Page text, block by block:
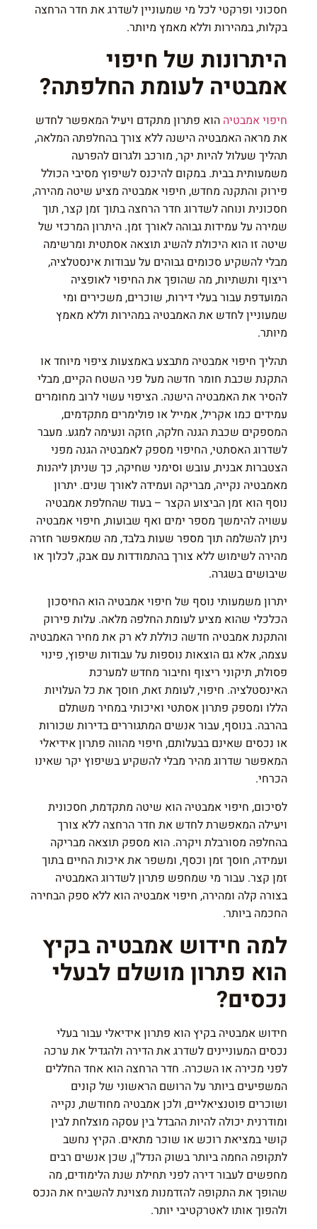
חסכוני ופרקטי לכל מי שמעוניין לשדרג את חדר הרחצה
בקלות, במהירות וללא מאמץ מיותר.
היתרונות של חיפוי
אמבטיה לעומת החלפתה?
חיפוי אמבטיההוא פתרון מתקדם ויעיל המאפשר לחדש
את מראה האמבטיה הישנה ללא צורך בהחלפתה המלאה,
תהליך שעלול להיות יקר, מורכב ולגרום להפרעה
משמעותית בבית. במקום להיכנס לשיפוץ מסיבי הכולל
פירוק והתקנה מחדש, חיפוי אמבטיה מציע שיטה מהירה,
חסכונית ונוחה לשדרוג חדר הרחצה בתוך זמן קצר, תוך
שמירה על עמידות גבוהה לאורך זמן. היתרון המרכזי של
שיטה זו הוא היכולת להשיג תוצאה אסתטית ומרשימה
מבלי להשקיע סכומים גבוהים על עבודות אינסטלציה,
ריצוף ותשתיות, מה שהופך את החיפוי לאופציה
המועדפת עבור בעלי דירות, שוכרים, משכירים ומי
שמעוניין לחדש את האמבטיה במהירות וללא מאמץ
מיותר.
תהליך חיפוי אמבטיה מתבצע באמצעות ציפוי מיוחד או
התקנת שכבת חומר חדשה מעל פני השטח הקיים, מבלי
להסיר את האמבטיה הישנה. הציפוי עשוי לרוב מחומרים
עמידים כמו אקריל, אמייל או פולימרים מתקדמים,
המספקים שכבת הגנה חלקה, חזקה ונעימה למגע. מעבר
לשדרוג האסתטי, החיפוי מספק לאמבטיה הגנה מפני
הצטברות אבנית, עובש וסימני שחיקה, כך שניתן ליהנות
מאמבטיה נקייה, מבריקה ועמידה לאורך שנים. יתרון
נוסף הוא זמן הביצוע הקצר – בעוד שהחלפת אמבטיה
עשויה להימשך מספר ימים ואף שבועות, חיפוי אמבטיה
ניתן להשלמה תוך מספר שעות בלבד, מה שמאפשר חזרה
מהירה לשימוש ללא צורך בהתמודדות עם אבק, לכלוך או
שיבושים בשגרה.
יתרון משמעותי נוסף של חיפוי אמבטיה הוא החיסכון
הכלכלי שהוא מציע לעומת החלפה מלאה. עלות פירוק
והתקנת אמבטיה חדשה כוללת לא רק את מחיר האמבטיה
עצמה, אלא גם הוצאות נוספות על עבודות שיפוץ, פינוי
פסולת, תיקוני ריצוף וחיבור מחדש למערכת
האינסטלציה. חיפוי, לעומת זאת, חוסך את כל העלויות
הללו ומספק פתרון אסתטי ואיכותי במחיר משתלם
בהרבה. בנוסף, עבור אנשים המתגוררים בדירות שכורות
או נכסים שאינם בבעלותם, חיפוי מהווה פתרון אידיאלי
המאפשר שדרוג מהיר מבלי להשקיע בשיפוץ יקר שאינו
הכרחי.
לסיכום, חיפוי אמבטיה הוא שיטה מתקדמת, חסכונית
ויעילה המאפשרת לחדש את חדר הרחצה ללא צורך
בהחלפה מסורבלת ויקרה. הוא מספק תוצאה מבריקה
ועמידה, חוסך זמן וכסף, ומשפר את איכות החיים בתוך
זמן קצר. עבור מי שמחפש פתרון לשדרוג האמבטיה
בצורה קלה ומהירה, חיפוי אמבטיה הוא ללא ספק הבחירה
החכמה ביותר.
למה חידוש אמבטיה בקיץ
הוא פתרון מושלם לבעלי
נכסים?
חידוש אמבטיה בקיץ הוא פתרון אידיאלי עבור בעלי
נכסים המעוניינים לשדרג את הדירה ולהגדיל את ערכה
לפני מכירה או השכרה. חדר הרחצה הוא אחד החללים
המשפיעים ביותר על הרושם הראשוני של קונים
ושוכרים פוטנציאליים, ולכן אמבטיה מחודשת, נקייה
ומודרנית יכולה להיות ההבדל בין עסקה מוצלחת לבין
קושי במציאת רוכש או שוכר מתאים. הקיץ נחשב
לתקופה החמה ביותר בשוק הנדל"ן, שכן אנשים רבים
מחפשים לעבור דירה לפני תחילת שנת הלימודים, מה
שהופך את התקופה להזדמנות מצוינת להשביח את הנכס
ולהפוך אותו לאטרקטיבי יותר.